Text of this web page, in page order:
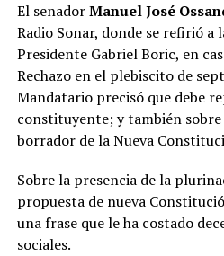
El senadorManuel José
Radio Sonar, donde se refirió a
Presidente Gabriel Boric, en
Rechazo en el plebiscito de
Mandatario precisó que debe
constituyente; y también
borrador de la Nueva
Sobre la presencia de la
propuesta de nueva
una frase que le ha costado
sociales.